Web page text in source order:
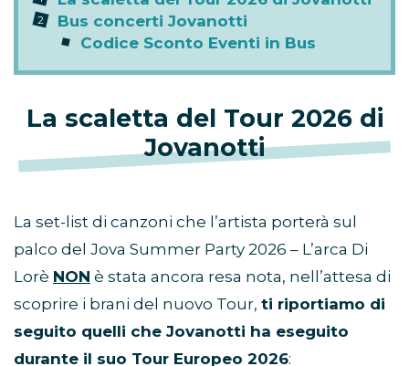
Bus concerti Jovanotti
Codice Sconto Eventi in Bus
La scaletta del Tour 2026 di
Jovanotti
La set-list di canzoni che l’artista porterà sul
palco del Jova Summer Party 2026 – L’arca Di
Lorè NON è stata ancora resa nota, nell’attesa di
scoprire i brani del nuovo Tour, ti riportiamo di
seguito quelli che Jovanotti ha eseguito
durante il suo Tour Europeo 2026: